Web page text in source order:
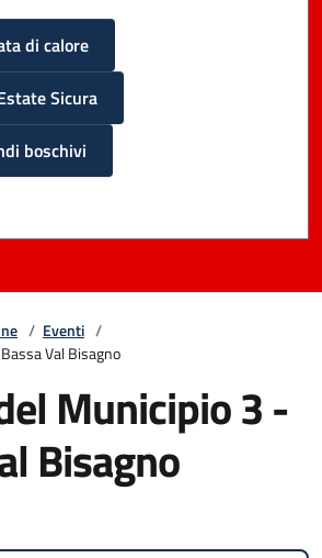
di calore
Sicura
boschivi
/ Eventi /
Val Bisagno
Municipio 3 -
Bisagno